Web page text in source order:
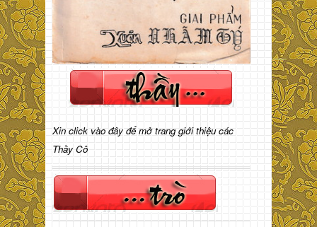
Xin click vào đây để mở trang giới thiệu các
Thầy Cô